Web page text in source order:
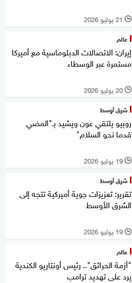
l 21 يوليو 2026
عالم
إيران: الاتصالات الدبلوماسية مع أميركا
مستمرة عبر الوسطاء
l 20 يوليو 2026
شرق أوسط
روبيو يلتقي عون ويشيد بـ"المضي
قدما نحو السلام"
l 19 يوليو 2026
شرق أوسط
تقرير: تعزيزات جوية أميركية تتجه إلى
الشرق الأوسط
l 19 يوليو 2026
عالم
"أزمة الحرائق".. رئيس أونتاريو الكندية
يرد على تهديد ترامب